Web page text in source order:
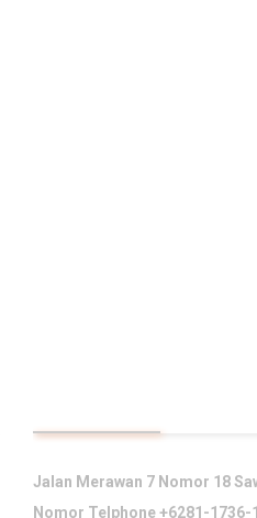
Jalan Merawan 7 Nomor 18
Nomor Telphone +6281-1736-